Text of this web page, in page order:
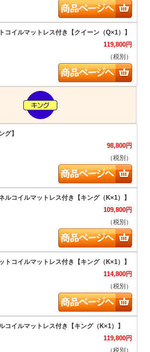
119,800円
（税別）
98,800円
（税別）
109,800円
（税別）
114,800円
（税別）
119,800円
（税別）